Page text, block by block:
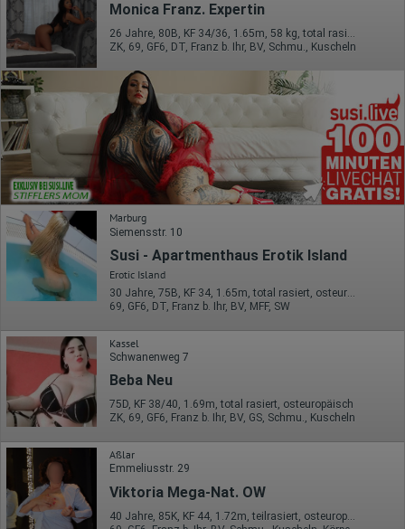
Monica Franz. Expertin
26 Jahre, 80B, KF 34/36, 1.65m, 58 kg, total rasiert, osteuropäisch
ZK, 69, GF6, DT, Franz b. Ihr, BV, Schmu., Kuscheln
Marburg
Siemensstr. 10
Susi - Apartmenthaus Erotik Island
Erotic Island
30 Jahre, 75B, KF 34, 1.65m, total rasiert, osteuropäisch
69, GF6, DT, Franz b. Ihr, BV, MFF, SW
Kassel
Schwanenweg 7
Beba Neu
75D, KF 38/40, 1.69m, total rasiert, osteuropäisch
ZK, 69, GF6, Franz b. Ihr, BV, GS, Schmu., Kuscheln
Aßlar
Emmeliusstr. 29
Viktoria Mega-Nat. OW